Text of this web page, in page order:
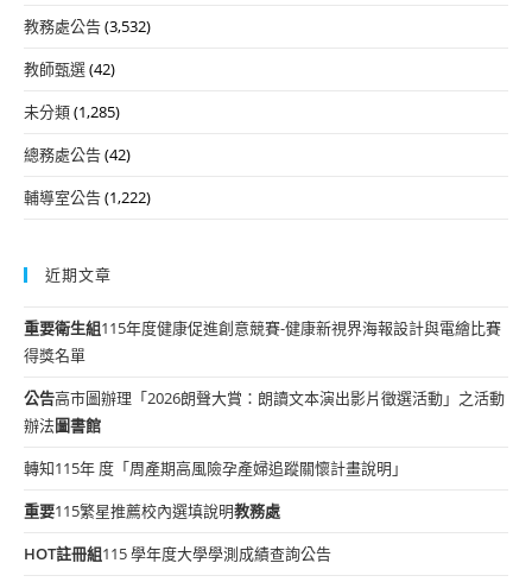
教務處公告(3,532)
教師甄選(42)
未分類(1,285)
總務處公告(42)
輔導室公告(1,222)
近期文章
重要衛生組115年度健康促進創意競賽-健康新視界海報設計與電繪比賽
得獎名單
公告高市圖辦理「2026朗聲大賞：朗讀文本演出影片徵選活動」之活動
辦法圖書館
轉知115年 度「周產期高風險孕產婦追蹤關懷計畫說明」
重要115繁星推薦校內選填說明教務處
HOT註冊組115 學年度大學學測成績查詢公告